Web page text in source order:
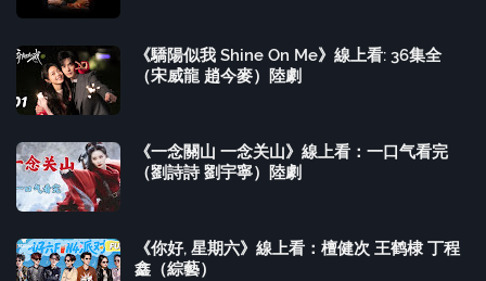
《驕陽似我 Shine On Me》線上看: 36集全
（宋威龍 趙今麥）陸劇
《一念關山 一念关山》線上看：一口气看完
（劉詩詩 劉宇寧）陸劇
《你好, 星期六》線上看：檀健次 王鹤棣 丁程
鑫（綜藝）